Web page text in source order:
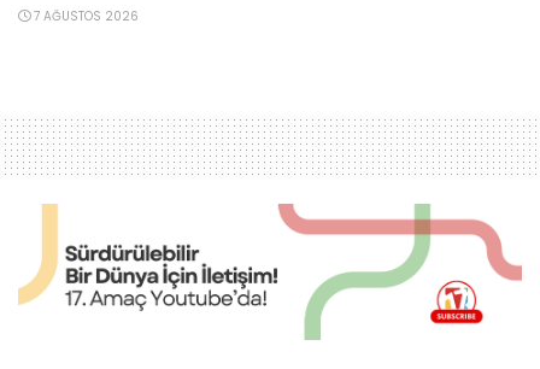
7 AĞUSTOS 2026